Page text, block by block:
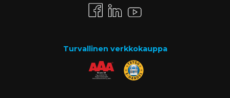
Turvallinen verkkokauppa